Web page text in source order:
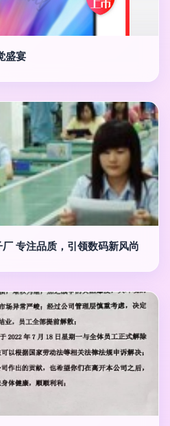
盛宴
专注品质，引领数码新风尚